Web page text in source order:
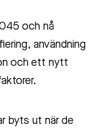
och nå
användning
och ett nytt
byts ut när de